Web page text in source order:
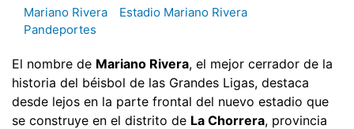
Mariano Rivera
Estadio Mariano Rivera
Pandeportes
El nombre de Mariano Rivera, el mejor cerrador de la
historia del béisbol de las Grandes Ligas, destaca
desde lejos en la parte frontal del nuevo estadio que
se construye en el distrito de La Chorrera, provincia